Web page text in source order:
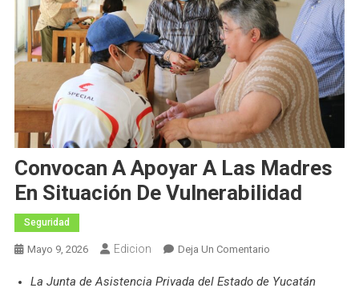
Convocan A Apoyar A Las Madres
En Situación De Vulnerabilidad
Seguridad
Mayo 9, 2026 Edicion Deja Un ComentarioEn
A
La Junta de Asistencia Privada del Estado de Yucatán